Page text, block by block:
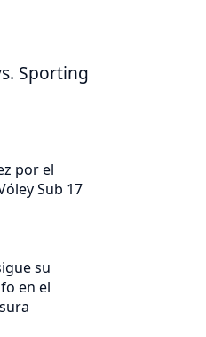
Sporting
por el
Sub 17
su
en el